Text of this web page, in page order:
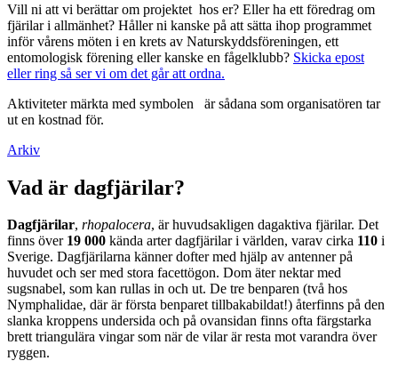
Vill ni att vi berättar om projektet hos er? Eller ha ett föredrag om
fjärilar i allmänhet? Håller ni kanske på att sätta ihop programmet
inför vårens möten i en krets av Naturskyddsföreningen, ett
entomologisk förening eller kanske en fågelklubb? Skicka epost
eller ring så ser vi om det går att ordna.
Aktiviteter märkta med symbolen
är sådana som organisatören tar
ut en kostnad för.
Arkiv
Vad är dagfjärilar?
Dagfjärilar, rhopalocera, är huvudsakligen dagaktiva fjärilar. Det
finns över 19 000 kända arter dagfjärilar i världen, varav cirka 110 i
Sverige. Dagfjärilarna känner dofter med hjälp av antenner på
huvudet och ser med stora facettögon. Dom äter nektar med
sugsnabel, som kan rullas in och ut. De tre benparen (två hos
Nymphalidae, där är första benparet tillbakabildat!) återfinns på den
slanka kroppens undersida och på ovansidan finns ofta färgstarka
brett triangulära vingar som när de vilar är resta mot varandra över
ryggen.